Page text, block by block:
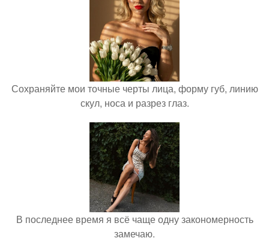
Сохраняйте мои точные черты лица, форму губ, линию
скул, носа и разрез глаз.
В последнее время я всё чаще одну закономерность
замечаю.